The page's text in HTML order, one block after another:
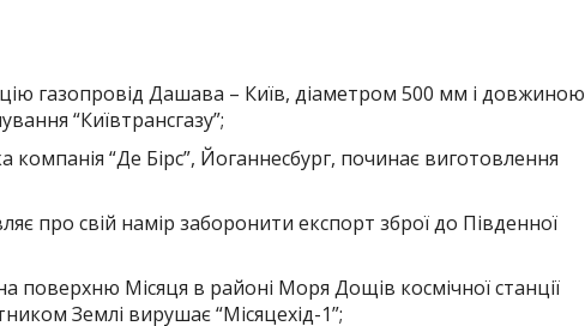
газопровід Дашава – Київ, діаметром 500 мм і довжиною
“Київтрансгазу”;
компанія “Де Бірс”, Йоганнесбург, починає виготовлення
про свій намір заборонити експорт зброї до Південної
поверхню Місяця в районі Моря Дощів космічної станції
Землі вирушає “Місяцехід-1”;